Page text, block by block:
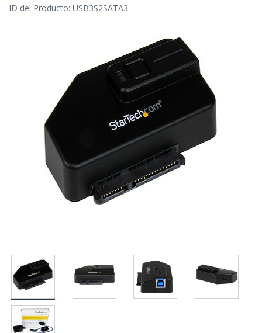
ID del Producto: USB3S2SATA3